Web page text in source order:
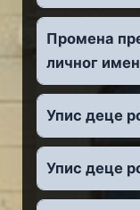
Промена
личног
Упис деце
Упис деце